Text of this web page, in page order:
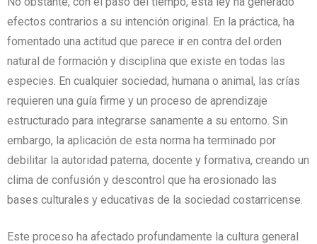
efectos contrarios a su intención original. En la práctica, ha
fomentado una actitud que parece ir en contra del orden
natural de formación y disciplina que existe en todas las
especies. En cualquier sociedad, humana o animal, las crías
requieren una guía firme y un proceso de aprendizaje
estructurado para integrarse sanamente a su entorno. Sin
embargo, la aplicación de esta norma ha terminado por
debilitar la autoridad paterna, docente y formativa, creando un
clima de confusión y descontrol que ha erosionado las
bases culturales y educativas de la sociedad costarricense.
Este proceso ha afectado profundamente la cultura general